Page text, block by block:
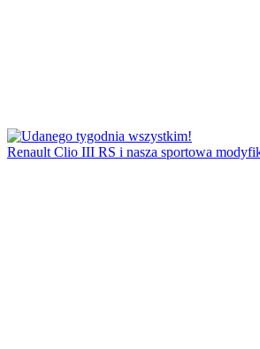
Renault Clio III RS i nasza sportowa